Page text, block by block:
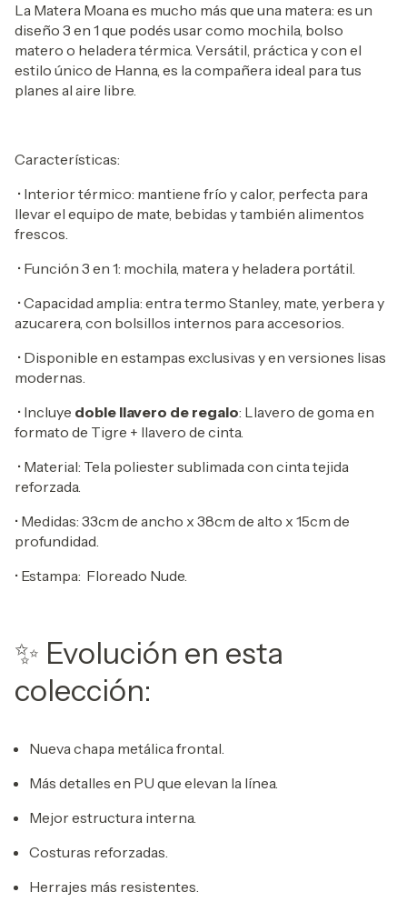
La Matera Moana es mucho más que una matera: es un
diseño 3 en 1 que podés usar como mochila, bolso
matero o heladera térmica. Versátil, práctica y con el
estilo único de Hanna, es la compañera ideal para tus
planes al aire libre.
Características:
• Interior térmico: mantiene frío y calor, perfecta para
llevar el equipo de mate, bebidas y también alimentos
frescos.
• Función 3 en 1: mochila, matera y heladera portátil.
•Capacidad amplia: entra termo Stanley, mate, yerbera y
azucarera, con bolsillos internos para accesorios.
• Disponible en estampas exclusivas y en versiones lisas
modernas.
• Incluye doble llavero de regalo: Llavero de goma en
formato de Tigre + llavero de cinta.
• Material: Tela poliester sublimada con cinta tejida
reforzada.
• Medidas: 33cm de ancho x 38cm de alto x 15cm de
profundidad.
• Estampa: Floreado Nude.
✨ Evolución en esta
colección:
Nueva chapa metálica frontal.
Más detalles en PU que elevan la línea.
Mejor estructura interna.
Costuras reforzadas.
Herrajes más resistentes.